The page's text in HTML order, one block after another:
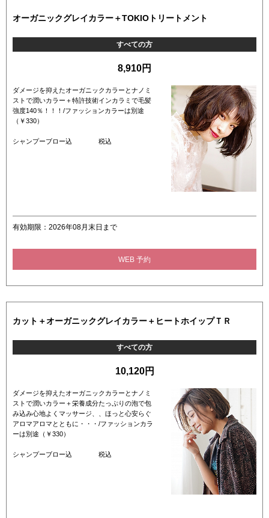
オーガニックグレイカラー＋TOKIOトリートメント
すべての方
8,910円
ダメージを抑えたオーガニックカラーとナノミ
ストで潤いカラー＋特許技術インカラミで毛髪
強度140％！！！/ファッションカラーは別途
（￥330）
シャンプーブロー込 税込
有効期限：2026年08月末日まで
WEB 予約
カット＋オーガニックグレイカラー＋ヒートホイップＴＲ
すべての方
10,120円
ダメージを抑えたオーガニックカラーとナノミ
ストで潤いカラー＋栄養成分たっぷりの泡で包
み込み心地よくマッサージ、、ほっと心安らぐ
アロマアロマとともに・・・/ファッションカラ
ーは別途（￥330）
シャンプーブロー込 税込